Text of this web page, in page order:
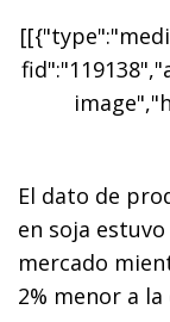
El dato de
en soja
mercado
2% menor a